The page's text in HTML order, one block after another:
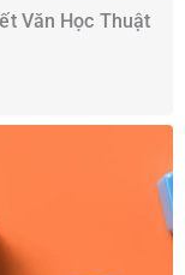
Văn Học Thuật